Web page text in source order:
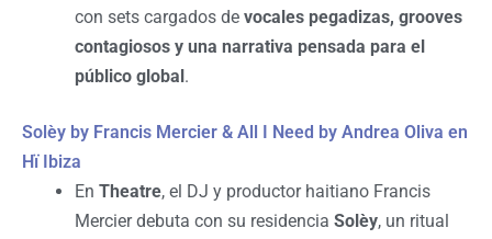
con sets cargados de vocales pegadizas, grooves
contagiosos y una narrativa pensada para el
público global.
Solèy by Francis Mercier & All I Need by Andrea Oliva en
Hï Ibiza
En Theatre, el DJ y productor haitiano Francis
Mercier debuta con su residencia Solèy, un ritual